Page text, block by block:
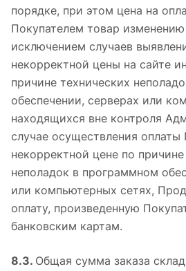
порядке, при этом цена на
Покупателем товар
исключением случаев
некорректной цены на сайте
причине технических
обеспечении, серверах или
находящихся вне контроля
случае осуществления оплаты
некорректной цене по
неполадок в программном
или компьютерных сетях,
оплату, произведенную
банковским картам.
8.3. Общая сумма заказа